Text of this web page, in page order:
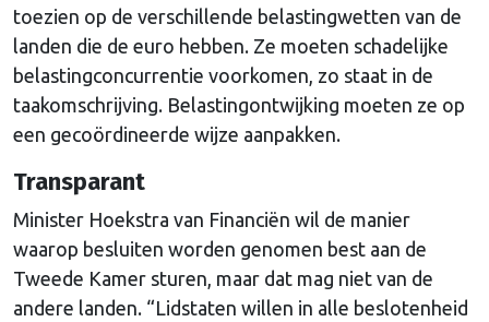
toezien op de verschillende belastingwetten van de
landen die de euro hebben. Ze moeten schadelijke
belastingconcurrentie voorkomen, zo staat in de
taakomschrijving. Belastingontwijking moeten ze op
een gecoördineerde wijze aanpakken.
Transparant
Minister Hoekstra van Financiën wil de manier
waarop besluiten worden genomen best aan de
Tweede Kamer sturen, maar dat mag niet van de
andere landen. “Lidstaten willen in alle beslotenheid